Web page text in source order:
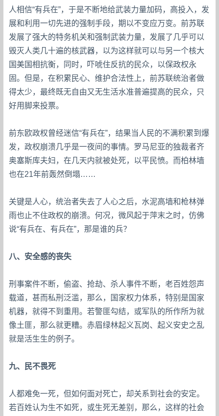
人相信“有兵在”，于是不断地给武装力量加码，高投入，发
展和利用一切先进的强制手段，期以不变应万变。前苏联
发展了强大的特务机关和强制武装力量，发展了几乎可以
毁灭人类几十遍的核武器，以为这样就可以与另一个核大
国美国相抗衡，同时，吓唬住反抗的民众，以保政权永
固。但是，在积累民心、维护合法性上，前苏联统治者做
得太少，最终既无自由又无生活水准普遍提高的民众，只
好用脚来投票。
前东欧政权曾经迷信“有兵在”，结果当人民的不满积累到爆
发，政权崩溃几乎是一夜间的事情。罗马尼亚的独裁者齐
奥塞斯库夫妇，在几天内就被处死，以平民愤。而柏林墙
也在21年前轰然倒塌……
关键是人心，统治者失去了人心之后，水泥高墙和枪林弹
雨也止不住政权的崩溃。何况，微风起于萍末之时，仿佛
说“有兵在、有兵在”，那是谁的兵？
八、安全感的丧失
刑事案件不断，偷盗、抢劫、杀人事件不断，老百姓怨声
载道，甚而私刑泛滥，那么，国家权力体系，特别是国家
机器，就得不到重用。若警匪勾结，或军队的所作所为就
像土匪，那么就更糟。赤眉绿林起义瓦岗、起义安史之乱
就是活生生的例子。
九、民不畏死
人都难免一死，但如何面对死亡，却关系到社会的安定。
若百姓认为生不如死，或生死无差别，那么，这样的社会